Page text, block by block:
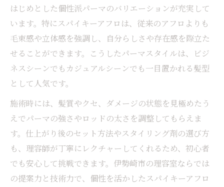
はじめとした個性派パーマのバリエーションが充実して
います。特にスパイキーアフロは、従来のアフロよりも
毛束感や立体感を強調し、自分らしさや存在感を際立た
せることができます。こうしたパーマスタイルは、ビジ
ネスシーンでもカジュアルシーンでも一目置かれる髪型
として人気です。
施術時には、髪質やクセ、ダメージの状態を見極めたう
えでパーマの強さやロッドの太さを調整してもらえま
す。仕上がり後のセット方法やスタイリング剤の選び方
も、理容師が丁寧にレクチャーしてくれるため、初心者
でも安心して挑戦できます。伊勢崎市の理容室ならでは
の提案力と技術力で、個性を活かしたスパイキーアフロ